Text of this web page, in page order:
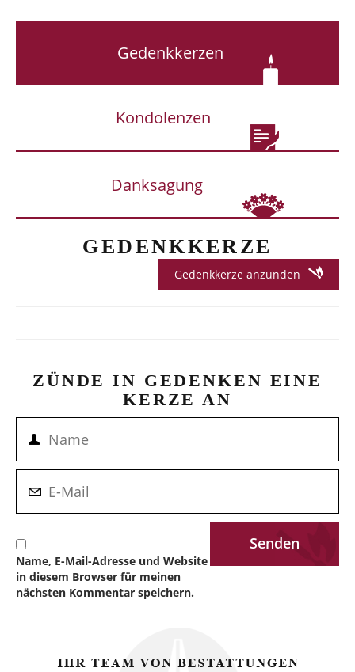
Gedenkkerzen
Kondolenzen
Danksagung
GEDENKKERZE
Gedenkkerze anzünden
ZÜNDE IN GEDENKEN EINE
KERZE AN
Name, E-Mail-Adresse und Website
in diesem Browser für meinen
nächsten Kommentar speichern.